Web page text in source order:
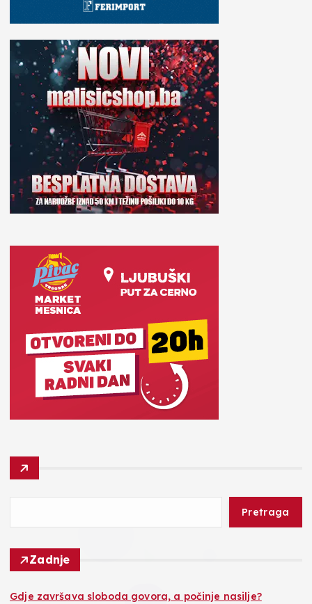
Pretraga
Zadnje
Gdje završava sloboda govora, a počinje nasilje?